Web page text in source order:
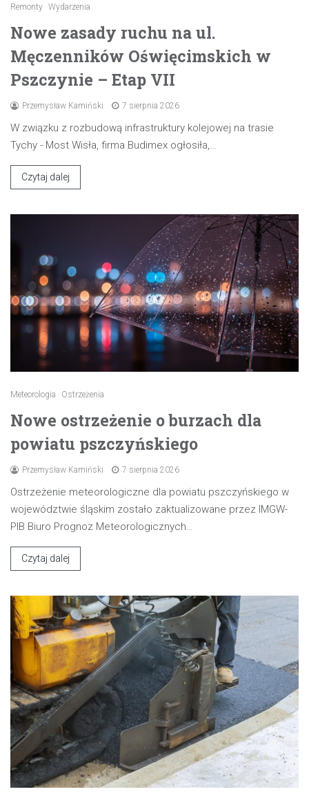
Remonty Wydarzenia
Nowe zasady ruchu na ul.
Męczenników Oświęcimskich w
Pszczynie – Etap VII
Przemysław Kamiński 7 sierpnia 2026
W związku z rozbudową infrastruktury kolejowej na trasie
Tychy - Most Wisła, firma Budimex ogłosiła,…
Czytaj dalej
Meteorologia Ostrzeżenia
Nowe ostrzeżenie o burzach dla
powiatu pszczyńskiego
Przemysław Kamiński 7 sierpnia 2026
Ostrzeżenie meteorologiczne dla powiatu pszczyńskiego w
województwie śląskim zostało zaktualizowane przez IMGW-
PIB Biuro Prognoz Meteorologicznych…
Czytaj dalej